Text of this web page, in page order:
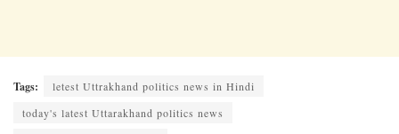
Tags:
letest Uttrakhand politics news in Hindi
today's latest Uttarakhand politics news